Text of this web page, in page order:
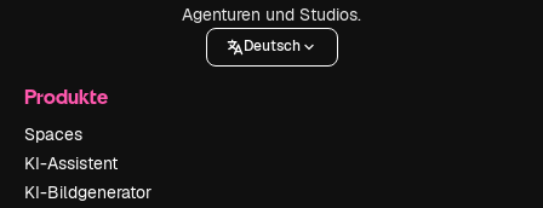
Agenturen und Studios.
Deutsch
Produkte
Spaces
KI-Assistent
KI-Bildgenerator